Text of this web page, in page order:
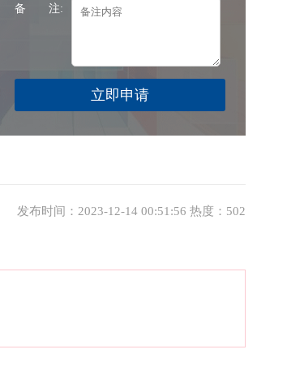
备 注:
发布时间：2023-12-14 00:51:56 热度：502